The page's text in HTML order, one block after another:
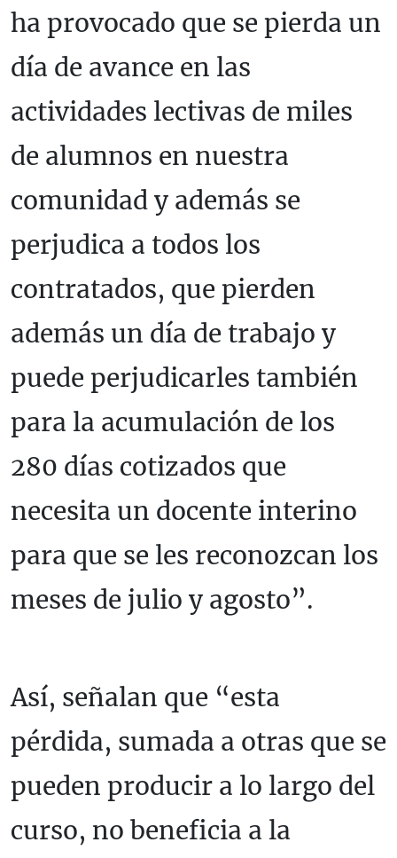
ha provocado que se pierda un
día de avance en las
actividades lectivas de miles
de alumnos en nuestra
comunidad y además se
perjudica a todos los
contratados, que pierden
además un día de trabajo y
puede perjudicarles también
para la acumulación de los
280 días cotizados que
necesita un docente interino
para que se les reconozcan los
meses de julio y agosto”.
Así, señalan que “esta
pérdida, sumada a otras que se
pueden producir a lo largo del
curso, no beneficia a la